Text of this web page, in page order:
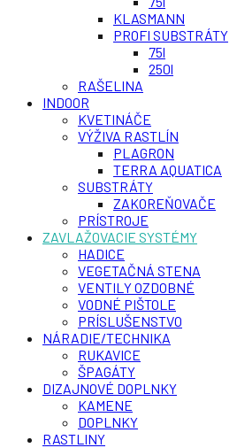
KLASMANN
PROFI SUBSTRÁTY
75l
250l
RAŠELINA
INDOOR
KVETINÁČE
VÝŽIVA RASTLÍN
PLAGRON
TERRA AQUATICA
SUBSTRÁTY
ZAKOREŇOVAČE
PRÍSTROJE
ZAVLAŽOVACIE SYSTÉMY
HADICE
VEGETAČNÁ STENA
VENTILY OZDOBNÉ
VODNÉ PIŠTOLE
PRÍSLUŠENSTVO
NÁRADIE/TECHNIKA
RUKAVICE
ŠPAGÁTY
DIZAJNOVÉ DOPLNKY
KAMENE
DOPLNKY
RASTLINY